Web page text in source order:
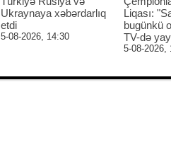
Ukraynaya xəbərdarlıq
etdi
5-08-2026, 14:30
Liqası:
bugünkü
TV-də
5-08-2026,